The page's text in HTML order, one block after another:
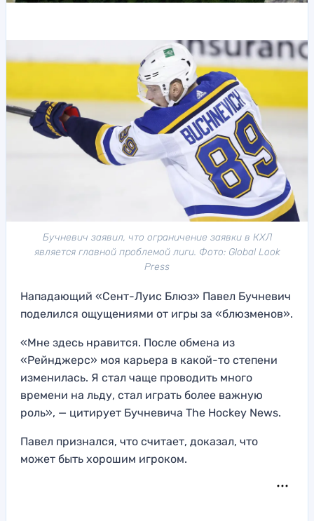
Бучневич заявил, что ограничение заявки в КХЛ
является главной проблемой лиги. Фото: Global Look
Press
Нападающий «Сент-Луис Блюз» Павел Бучневич
поделился ощущениями от игры за «блюзменов».
«Мне здесь нравится. После обмена из
«Рейнджерс» моя карьера в какой-то степени
изменилась. Я стал чаще проводить много
времени на льду, стал играть более важную
роль», — цитирует Бучневича The Hockey News.
Павел признался, что считает, доказал, что
может быть хорошим игроком.